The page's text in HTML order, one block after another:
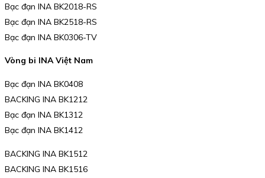
Bạc đạn INA BK2018-RS
Bạc đạn INA BK2518-RS
Bạc đạn INA BK0306-TV
Vòng bi INA Việt Nam
Bạc đạn INA BK0408
BACKING INA BK1212
Bạc đạn INA BK1312
Bạc đạn INA BK1412
BACKING INA BK1512
BACKING INA BK1516